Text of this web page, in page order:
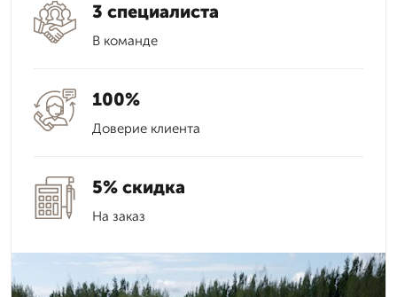
3 специалиста
В команде
100%
Доверие клиента
5% скидка
На заказ